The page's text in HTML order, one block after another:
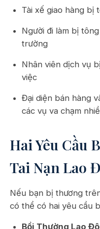
Tài xế giao hàng bị
Người đi làm bị
trường
Nhân viên dịch vụ
việc
Đại diện bán hàng
các vụ va chạm
Hai Yêu Cầu
Tai Nạn Lao
Nếu bạn bị thương
có thể có hai yêu cầu
Bồi Thường Lao